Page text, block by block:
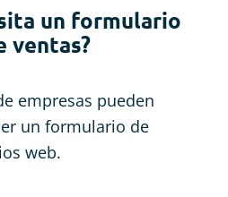
un formulario
ventas?
empresas pueden
un formulario de
web.